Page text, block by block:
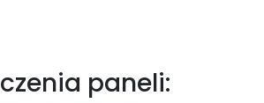
paneli: